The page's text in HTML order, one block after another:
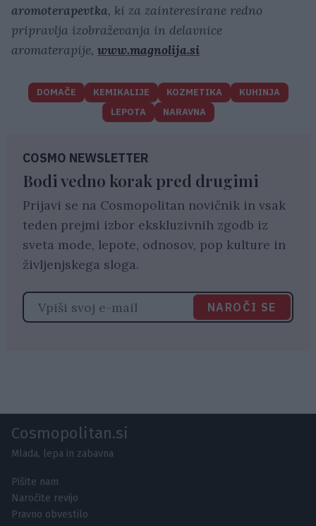
aromoterapevtka, ki za zainteresirane redno
pripravlja izobraževanja in delavnice
aromaterapije, www.magnolija.si
DOMAČE KEMIKALIJE KOZMETIKA
KUHINJA
LEPOTA
NARAVNA
COSMO NEWSLETTER
Bodi vedno korak pred drugimi
Prijavi se na Cosmopolitan novičnik in vsak
teden prejmi izbor ekskluzivnih zgodb iz
sveta mode, lepote, odnosov, pop kulture in
življenjskega sloga.
NAROČI SE
Cosmopolitan.si
Mlada, lepa in zabavna
Pišite nam
Naročite revijo
Pravno obvestilo